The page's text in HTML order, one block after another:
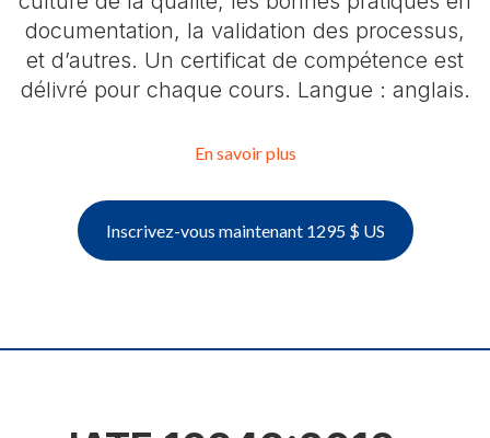
documentation, la validation des processus,
et d’autres. Un certificat de compétence est
délivré pour chaque cours. Langue : anglais.
En savoir plus
Inscrivez-vous maintenant 1295 $ US